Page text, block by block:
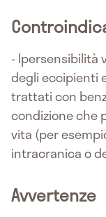
- Ipersensibilità
degli eccipienti
trattati con
condizione che
vita (per
intracranica o
Avvertenze